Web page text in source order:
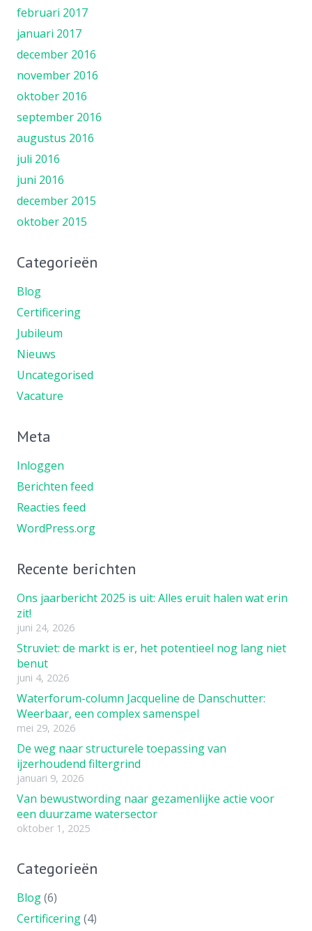
februari 2017
januari 2017
december 2016
november 2016
oktober 2016
september 2016
augustus 2016
juli 2016
juni 2016
december 2015
oktober 2015
Categorieën
Blog
Certificering
Jubileum
Nieuws
Uncategorised
Vacature
Meta
Inloggen
Berichten feed
Reacties feed
WordPress.org
Recente berichten
Ons jaarbericht 2025 is uit: Alles eruit halen wat erin
zit!
juni 24, 2026
Struviet: de markt is er, het potentieel nog lang niet
benut
juni 4, 2026
Waterforum-column Jacqueline de Danschutter:
Weerbaar, een complex samenspel
mei 29, 2026
De weg naar structurele toepassing van
ijzerhoudend filtergrind
januari 9, 2026
Van bewustwording naar gezamenlijke actie voor
een duurzame watersector
oktober 1, 2025
Categorieën
Blog(6)
Certificering(4)